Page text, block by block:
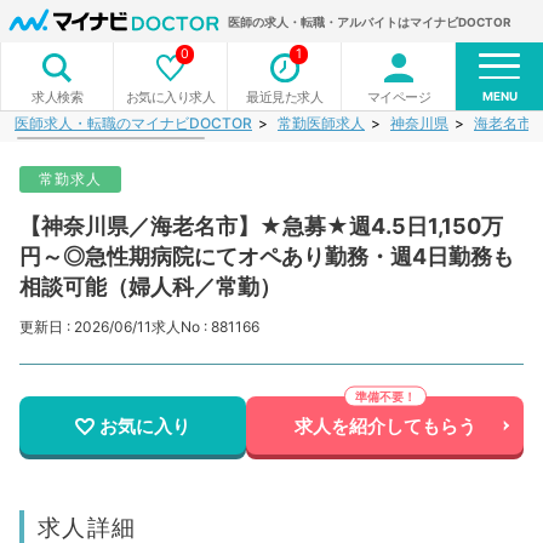
医師の求人・転職・アルバイトはマイナビDOCTOR
求人検索 お気に入り求人
0
最近見た求人
1
マイページ MENU
医師求人・転職のマイナビDOCTOR 常勤医師求人 神奈川県 海老名市
常勤求人
【神奈川県／海老名市】★急募★週4.5日1,150万
円～◎急性期病院にてオペあり勤務・週4日勤務も
相談可能（婦人科／常勤）
更新日 : 2026/06/11求人No : 881166
お気に入り 求人を紹介してもらう
求人詳細